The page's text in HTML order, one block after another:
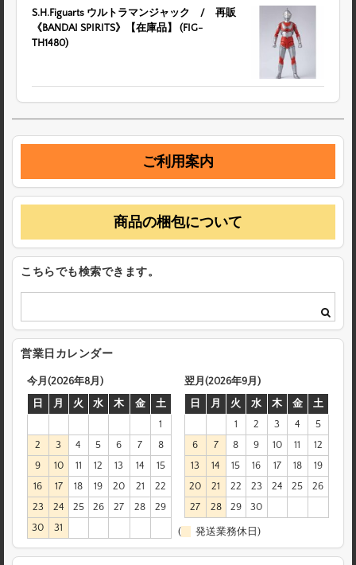
S.H.Figuarts ウルトラマンジャック / 再販
《BANDAI SPIRITS》【在庫品】 (FIG-
TH1480)
ご利用案内
商品の梱包について
こちらでも検索できます。
営業日カレンダー
今月(2026年8月)
日
月 火 水 木 金
土
1
2
3 4 5 6 7
8
9
10 11 12 13 14
15
16
17 18 19 20 21
22
23
24 25 26 27 28
29
30
31
翌月(2026年9月)
日
月 火 水 木 金
土
1
2 3 4
5
6
7 8 9 10 11
12
13
14 15 16 17 18
19
20
21 22 23 24 25
26
27
28 29 30
( 発送業務休日)